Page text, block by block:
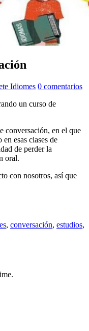
Idiomes 0 comentarios
un curso de
conversación, en el que
esas clases de
de perder la
oral.
con nosotros, así que
, conversación, estudios,